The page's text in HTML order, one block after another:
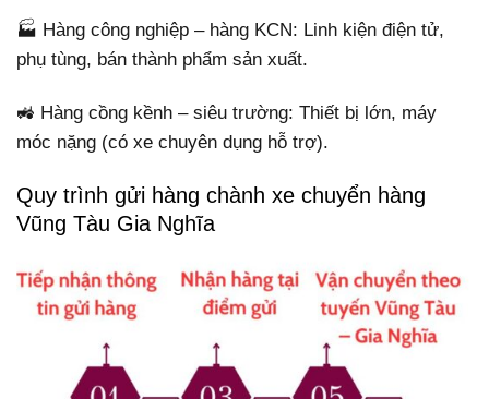
🏭 Hàng công nghiệp – hàng KCN: Linh kiện điện tử,
phụ tùng, bán thành phẩm sản xuất.
🚜 Hàng cồng kềnh – siêu trường: Thiết bị lớn, máy
móc nặng (có xe chuyên dụng hỗ trợ).
Quy trình gửi hàng chành xe chuyển hàng
Vũng Tàu Gia Nghĩa